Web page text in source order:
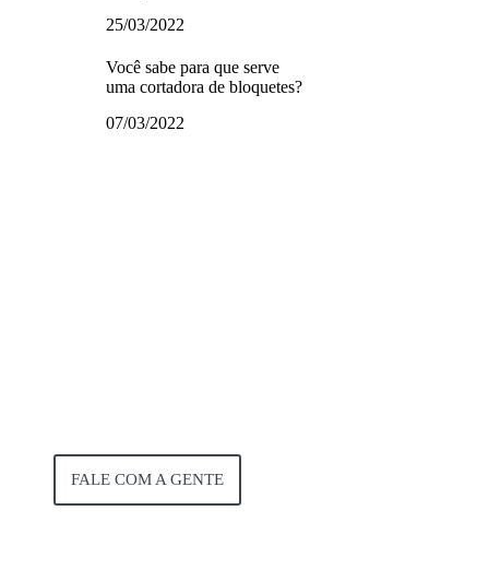
25/03/2022
Você sabe para que serve
uma cortadora de bloquetes?
07/03/2022
FALE COM A GENTE